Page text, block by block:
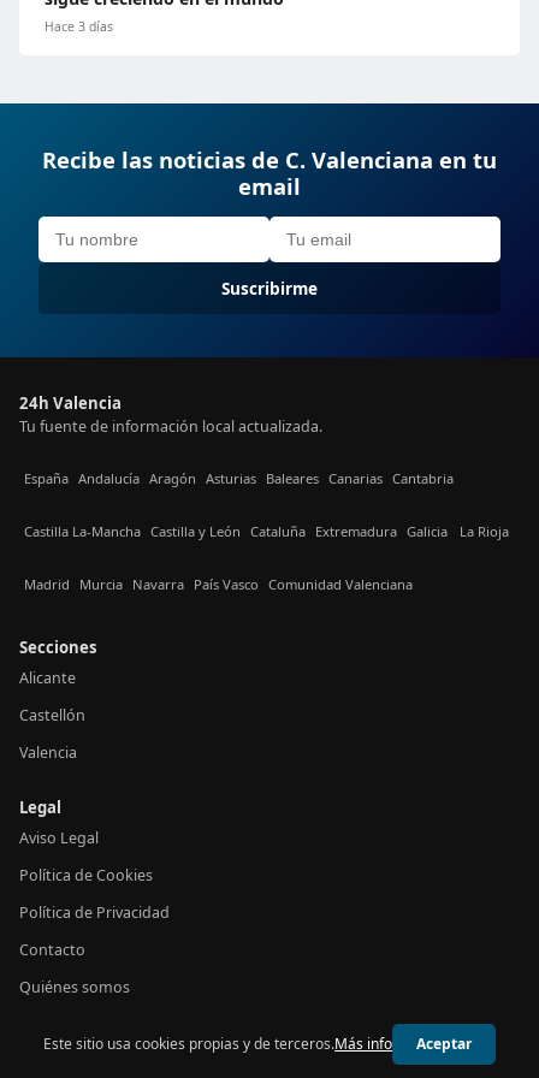
Hace 3 días
Recibe las noticias de C. Valenciana en tu
email
Suscribirme
24h Valencia
Tu fuente de información local actualizada.
España Andalucía Aragón Asturias Baleares Canarias Cantabria
Castilla La-Mancha Castilla y León Cataluña Extremadura Galicia La Rioja
Madrid Murcia Navarra País Vasco Comunidad Valenciana
Secciones
Alicante
Castellón
Valencia
Legal
Aviso Legal
Política de Cookies
Política de Privacidad
Contacto
Quiénes somos
© 2026 24h Valencia
Este sitio usa cookies propias y de terceros.Más info Aceptar